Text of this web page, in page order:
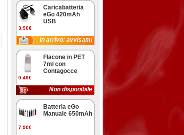
3,90€
Caricabatteria
eGo 420mAh
USB
In arrivo: avvisami
0,49€
Flacone in PET
7ml con
Contagocce
Non disponibile
7,90€
Batteria eGo
Manuale 650mAh